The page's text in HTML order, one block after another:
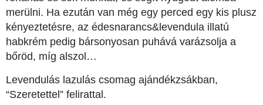
merülni. Ha ezután van még egy perced egy kis plusz
kényeztetésre, az édesnarancs&levendula illatú
habkrém pedig bársonyosan puhává varázsolja a
bőröd, míg alszol…
Levendulás lazulás csomag ajándékzsákban,
“Szeretettel” felirattal.